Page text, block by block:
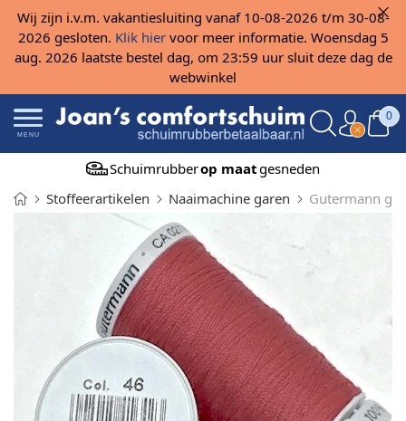
Wij zijn i.v.m. vakantiesluiting vanaf 10-08-2026 t/m 30-08-
2026 gesloten. Klik hiervoor meer informatie. Woensdag 5
aug. 2026 laatste bestel dag, om 23:59 uur sluit deze dag de
webwinkel
MENU
0
Schuimrubberop maatgesneden
Stoffeerartikelen
Naaimachine garen Gutermann